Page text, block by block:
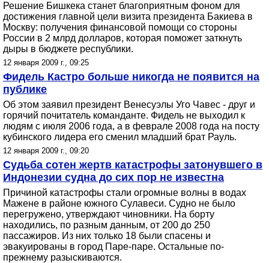
Решение Бишкека станет благоприятным фоном для
достижения главной цели визита президента Бакиева в
Москву: получения финансовой помощи со стороны
России в 2 млрд долларов, которая поможет заткнуть
дыры в бюджете республики.
12 января 2009 г., 09:25
Фидель Кастро больше никогда не появится на
публике
Об этом заявил президент Венесуэлы Уго Чавес - друг и
горячий почитатель команданте. Фидель не выходил к
людям с июля 2006 года, а в феврале 2008 года на посту
кубинского лидера его сменил младший брат Рауль.
12 января 2009 г., 09:20
Судьба сотен жертв катастрофы затонувшего в
Индонезии судна до сих пор не известна
Причиной катастрофы стали огромные волны в водах
Мажене в районе южного Сулавеси. Судно не было
перегружено, утверждают чиновники. На борту
находились, по разным данным, от 200 до 250
пассажиров. Из них только 18 были спасены и
эвакуированы в город Паре-паре. Остальные по-
прежнему разыскиваются.